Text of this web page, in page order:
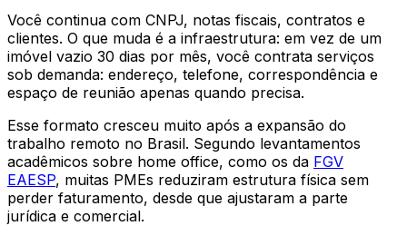
Você continua com CNPJ, notas fiscais, contratos e
clientes. O que muda é a infraestrutura: em vez de um
imóvel vazio 30 dias por mês, você contrata serviços
sob demanda: endereço, telefone, correspondência e
espaço de reunião apenas quando precisa.
Esse formato cresceu muito após a expansão do
trabalho remoto no Brasil. Segundo levantamentos
acadêmicos sobre home office, como os da FGV
EAESP, muitas PMEs reduziram estrutura física sem
perder faturamento, desde que ajustaram a parte
jurídica e comercial.